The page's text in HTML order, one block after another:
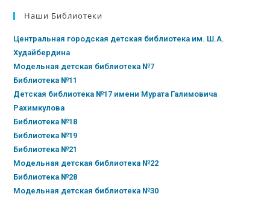
Наши Библиотеки
Центральная городская детская библиотека им. Ш.А.
Худайбердина
Модельная детская библиотека №7
Библиотека №11
Детская библиотека №17 имени Мурата Галимовича
Рахимкулова
Библиотека №18
Библиотека №19
Библиотека №21
Модельная детская библиотека №22
Библиотека №28
Модельная детская библиотека №30